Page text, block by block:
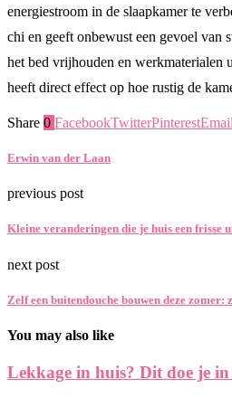
energiestroom in de slaapkamer te
chi en geeft onbewust een gevoel van
het bed vrijhouden en werkmaterialen
heeft direct effect op hoe rustig de
Share 0 FacebookTwitterPinterestEmail
Erwin van der Laan
previous post
Kleine veranderingen die je huis een frisse
next post
Zelf een buitendouche bouwen deze zomer:
You may also like
Lekkage in huis? Dit doe je in